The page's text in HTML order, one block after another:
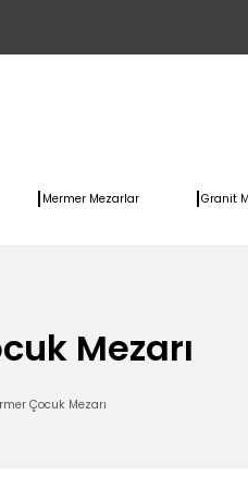
Mermer Mezarlar Granit
Mezarı
Çocuk Mezarı